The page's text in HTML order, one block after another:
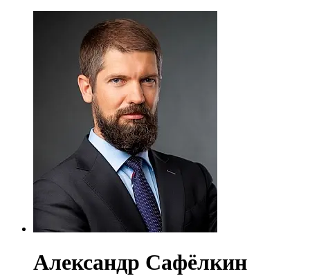
Александр Сафёлкин